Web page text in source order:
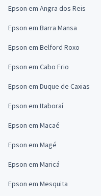
Epson em Angra dos Reis
Epson em Barra Mansa
Epson em Belford Roxo
Epson em Cabo Frio
Epson em Duque de Caxias
Epson em Itaboraí
Epson em Macaé
Epson em Magé
Epson em Maricá
Epson em Mesquita